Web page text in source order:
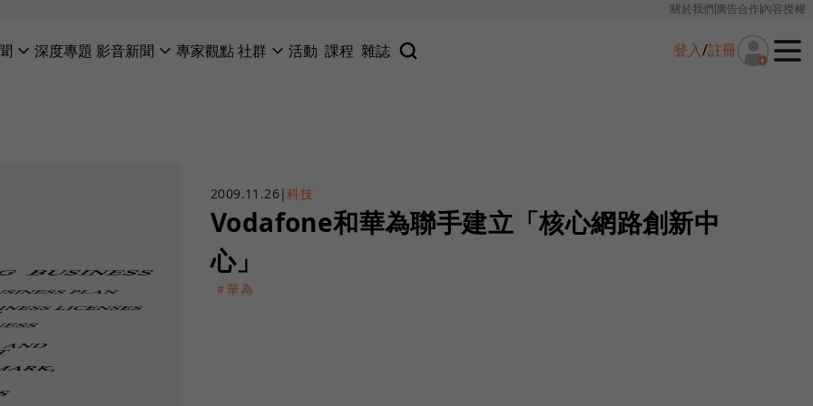
關於我們廣告合作內容授權
深度專題 影音新聞 專家觀點社群 活動 課程 雜誌 登入/註冊
2009.11.26|科技
Vodafone和華為聯手建立「核心網路創新中
心」
＃華為